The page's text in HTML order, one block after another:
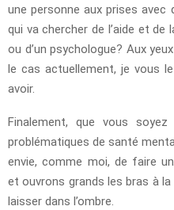
une personne aux prises
qui va chercher de l’aide et de
ou d’un psychologue? Aux
le cas actuellement, je vous
avoir.
Finalement, que vous
problématiques de santé
envie, comme moi, de faire
et ouvrons grands les bras à
laisser dans l’ombre.